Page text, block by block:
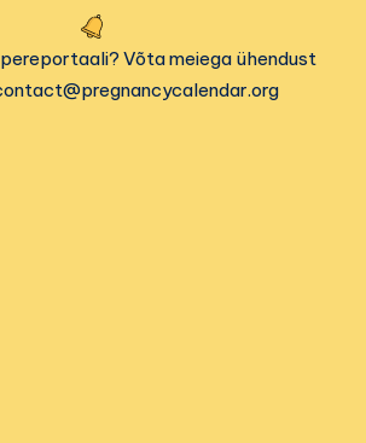
Võta meiega ühendust